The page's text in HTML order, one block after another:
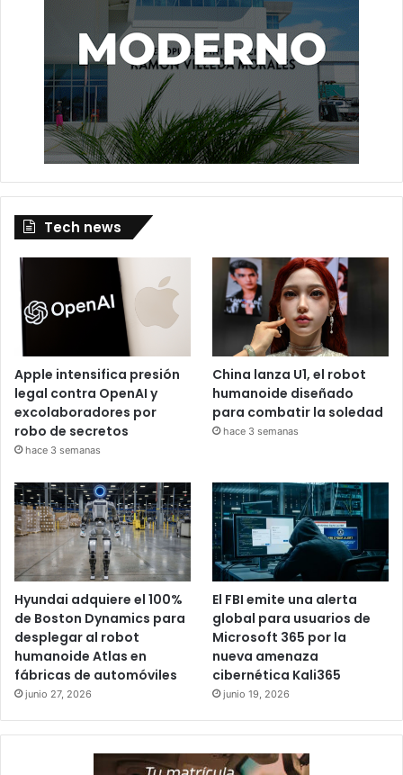
Tech news
Apple intensifica presión
legal contra OpenAI y
excolaboradores por
robo de secretos
hace 3 semanas
China lanza U1, el robot
humanoide diseñado
para combatir la soledad
hace 3 semanas
Hyundai adquiere el 100%
de Boston Dynamics para
desplegar al robot
humanoide Atlas en
fábricas de automóviles
junio 27, 2026
El FBI emite una alerta
global para usuarios de
Microsoft 365 por la
nueva amenaza
cibernética Kali365
junio 19, 2026